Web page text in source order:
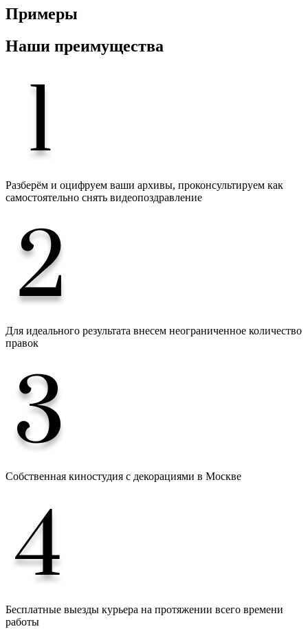
Примеры
Наши преимущества
Разберём и оцифруем ваши архивы, проконсультируем как
самостоятельно снять видеопоздравление
Для идеального результата внесем неограниченное количество
правок
Собственная киностудия с декорациями в Москве
Бесплатные выезды курьера на протяжении всего времени
работы